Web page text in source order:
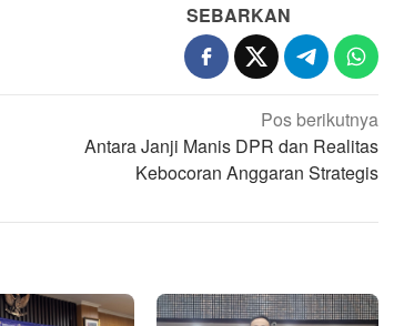
SEBARKAN
Pos berikutnya
Antara Janji Manis DPR dan Realitas
Kebocoran Anggaran Strategis